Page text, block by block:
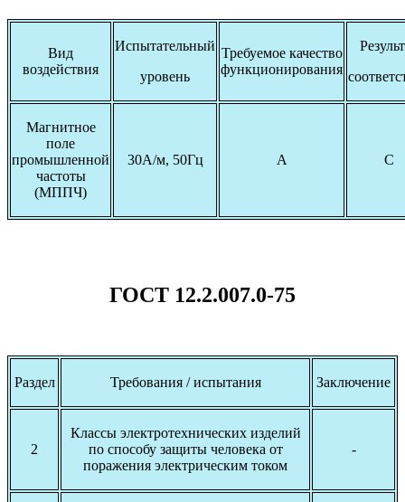
Вид
воздействия
Испытательный
уровень
Требуемое качество
функционирования
Магнитное
поле
промышленной
частоты
(МППЧ)
30А/м, 50Гц А С
ГОСТ 12.2.007.0-75
Раздел Требования / испытания Заключение
2
Классы электротехнических изделий
по способу защиты человека от
поражения электрическим током
-